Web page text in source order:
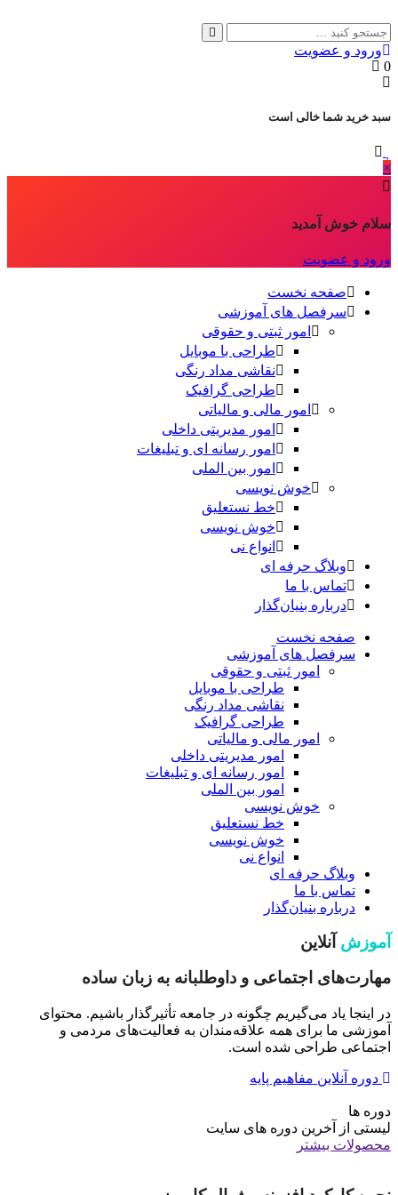
ورود و عضویت
0
سبد خرید شما خالی است
×
سلام خوش آمدید
ورود و عضویت
صفحه نخست
سرفصل های آموزشی
امور ثبتی و حقوقی
طراحی با موبایل
نقاشی مداد رنگی
طراحی گرافیک
امور مالی و مالیاتی
امور مدیریتی داخلی
امور رسانه ای و تبلیغات
امور بین الملی
خوش نویسی
خط نستعلیق
خوش نویسی
انواع نی
وبلاگ حرفه ای
تماس با ما
درباره بنیان‌گذار
صفحه نخست
سرفصل های آموزشی
امور ثبتی و حقوقی
طراحی با موبایل
نقاشی مداد رنگی
طراحی گرافیک
امور مالی و مالیاتی
امور مدیریتی داخلی
امور رسانه ای و تبلیغات
امور بین الملی
خوش نویسی
خط نستعلیق
خوش نویسی
انواع نی
وبلاگ حرفه ای
تماس با ما
درباره بنیان‌گذار
آموزش آنلاین
مهارت‌های اجتماعی و داوطلبانه به زبان ساده
در اینجا یاد می‌گیریم چگونه در جامعه تأثیرگذار باشیم. محتوای
آموزشی ما برای همه علاقه‌مندان به فعالیت‌های مردمی و
اجتماعی طراحی شده است.
دوره آنلاین مفاهیم پایه
دوره ها
لیستی از آخرین دوره های سایت
محصولات بیشتر